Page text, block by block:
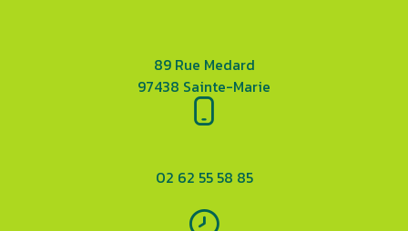
89 Rue Medard
97438 Sainte-Marie
02 62 55 58 85